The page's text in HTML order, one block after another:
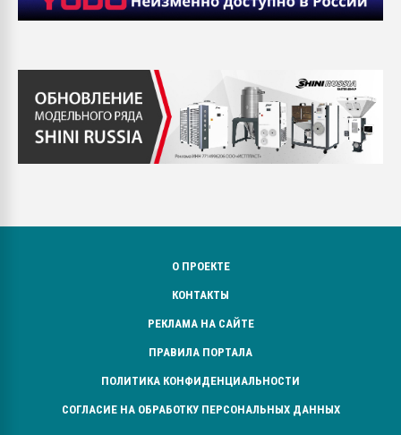
О ПРОЕКТЕ
КОНТАКТЫ
РЕКЛАМА НА САЙТЕ
ПРАВИЛА ПОРТАЛА
ПОЛИТИКА КОНФИДЕНЦИАЛЬНОСТИ
СОГЛАСИЕ НА ОБРАБОТКУ ПЕРСОНАЛЬНЫХ ДАННЫХ